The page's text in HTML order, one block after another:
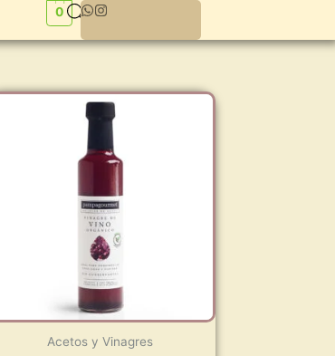
0
Acetos y Vinagres